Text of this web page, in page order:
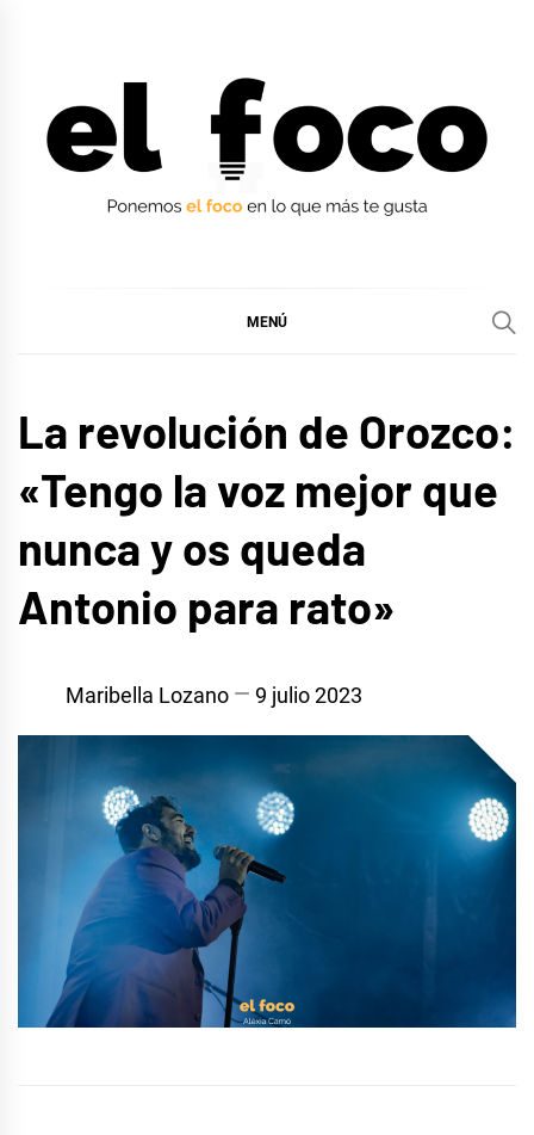
MENÚ
La revolución de Orozco:
«Tengo la voz mejor que
nunca y os queda
Antonio para rato»
Maribella Lozano 9 julio 2023